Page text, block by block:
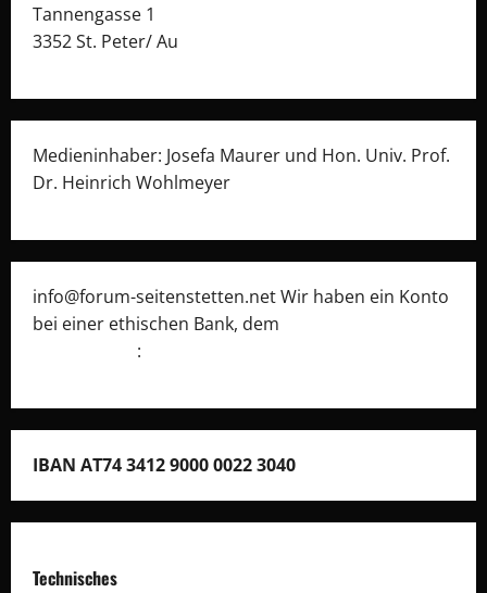
Tannengasse 1
3352 St. Peter/ Au
Medieninhaber: Josefa Maurer und Hon. Univ. Prof.
Dr. Heinrich Wohlmeyer
info@forum-seitenstetten.net Wir haben ein Konto
bei einer ethischen Bank, dem
:
IBAN AT74 3412 9000 0022 3040
Technisches